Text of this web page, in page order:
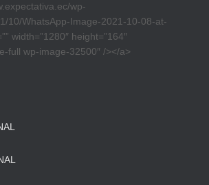
wp-
10/WhatsApp-Image-2021-10-08-at-
width=”1280″ height=”164″
full wp-image-32500″ /></a>